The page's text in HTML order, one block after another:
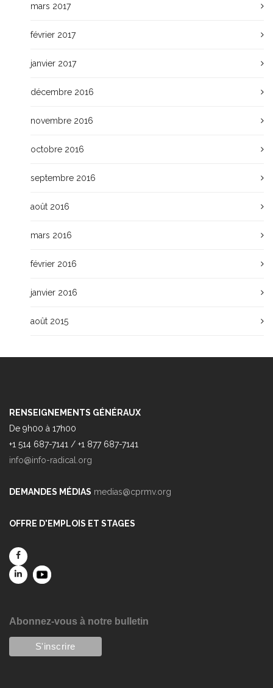
mars 2017
février 2017
janvier 2017
décembre 2016
novembre 2016
octobre 2016
septembre 2016
août 2016
mars 2016
février 2016
janvier 2016
août 2015
RENSEIGNEMENTS GÉNÉRAUX
De 9h00 à 17h00
+1 514 687-7141 / +1 877 687-7141
info@info-radical.org
DEMANDES MÉDIAS medias@cprmv.org
OFFRE D'EMPLOIS ET STAGES
Abonnez-vous à notre bulletin